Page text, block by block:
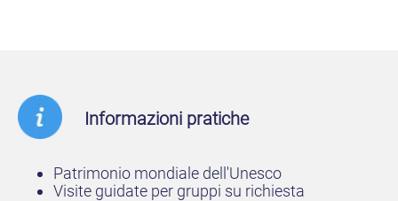
Informazioni pratiche
Patrimonio mondiale dell'Unesco
Visite guidate per gruppi su richiesta